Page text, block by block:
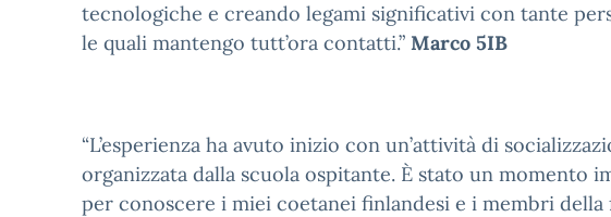
tecnologiche e creando legami significativi con tante
le quali mantengo tutt’ora contatti.” Marco 5IB
“L’esperienza ha avuto inizio con un’attività di
organizzata dalla scuola ospitante. È stato un momento
per conoscere i miei coetanei finlandesi e i membri della